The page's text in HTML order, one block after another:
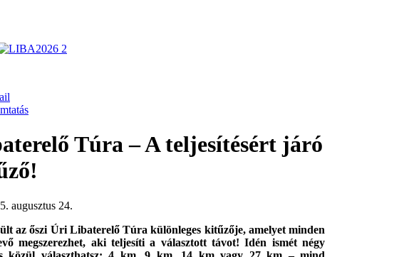
Túra – A teljesítésért járó
augusztus 24.
az őszi Úri Libaterelő Túra különleges kitűzője, amelyet minden
megszerezhet, aki teljesíti a választott távot! Idén ismét négy